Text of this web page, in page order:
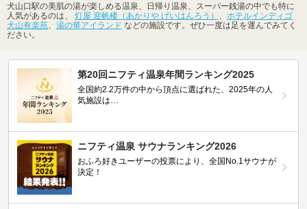
犬山口駅の美肌の湯が楽しめる温泉、日帰り温泉、スーパー銭湯の中でも特に
人気があるのは、 灯屋 迎帆楼（あかりや げいはんろう）
ホテルインディゴ
犬山有楽苑
湯の華アイランド などの施設です。ぜひ一度は足を運んでみてく
ださい。
第20回ニフティ温泉年間ランキング2025
全国約2.2万件の中から頂点に選ばれた、2025年の人
気施設は…
ニフティ温泉 サウナランキング2026
おふろ好きユーザーの投票により、全国No.1サウナが
決定！